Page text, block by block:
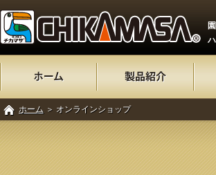
ホーム ＞ オンラインショップ